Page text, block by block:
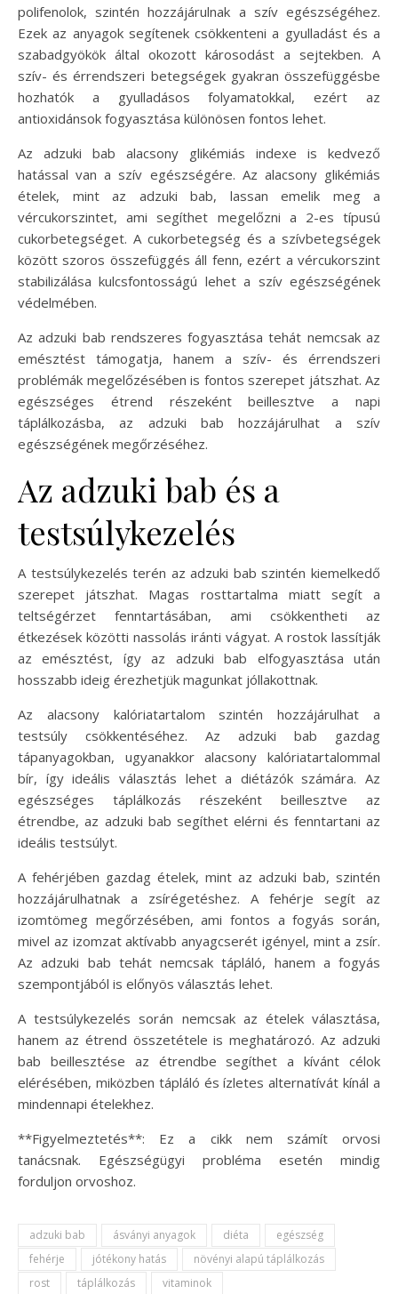
polifenolok, szintén hozzájárulnak a szív egészségéhez.
Ezek az anyagok segítenek csökkenteni a gyulladást és a
szabadgyökök által okozott károsodást a sejtekben. A
szív- és érrendszeri betegségek gyakran összefüggésbe
hozhatók a gyulladásos folyamatokkal, ezért az
antioxidánsok fogyasztása különösen fontos lehet.
Az adzuki bab alacsony glikémiás indexe is kedvező
hatással van a szív egészségére. Az alacsony glikémiás
ételek, mint az adzuki bab, lassan emelik meg a
vércukorszintet, ami segíthet megelőzni a 2-es típusú
cukorbetegséget. A cukorbetegség és a szívbetegségek
között szoros összefüggés áll fenn, ezért a vércukorszint
stabilizálása kulcsfontosságú lehet a szív egészségének
védelmében.
Az adzuki bab rendszeres fogyasztása tehát nemcsak az
emésztést támogatja, hanem a szív- és érrendszeri
problémák megelőzésében is fontos szerepet játszhat. Az
egészséges étrend részeként beillesztve a napi
táplálkozásba, az adzuki bab hozzájárulhat a szív
egészségének megőrzéséhez.
Az adzuki bab és a
testsúlykezelés
A testsúlykezelés terén az adzuki bab szintén kiemelkedő
szerepet játszhat. Magas rosttartalma miatt segít a
teltségérzet fenntartásában, ami csökkentheti az
étkezések közötti nassolás iránti vágyat. A rostok lassítják
az emésztést, így az adzuki bab elfogyasztása után
hosszabb ideig érezhetjük magunkat jóllakottnak.
Az alacsony kalóriatartalom szintén hozzájárulhat a
testsúly csökkentéséhez. Az adzuki bab gazdag
tápanyagokban, ugyanakkor alacsony kalóriatartalommal
bír, így ideális választás lehet a diétázók számára. Az
egészséges táplálkozás részeként beillesztve az
étrendbe, az adzuki bab segíthet elérni és fenntartani az
ideális testsúlyt.
A fehérjében gazdag ételek, mint az adzuki bab, szintén
hozzájárulhatnak a zsírégetéshez. A fehérje segít az
izomtömeg megőrzésében, ami fontos a fogyás során,
mivel az izomzat aktívabb anyagcserét igényel, mint a zsír.
Az adzuki bab tehát nemcsak tápláló, hanem a fogyás
szempontjából is előnyös választás lehet.
A testsúlykezelés során nemcsak az ételek választása,
hanem az étrend összetétele is meghatározó. Az adzuki
bab beillesztése az étrendbe segíthet a kívánt célok
elérésében, miközben tápláló és ízletes alternatívát kínál a
mindennapi ételekhez.
**Figyelmeztetés**: Ez a cikk nem számít orvosi
tanácsnak. Egészségügyi probléma esetén mindig
forduljon orvoshoz.
adzuki bab ásványi anyagok diéta
egészség
fehérje
jótékony hatás
növényi alapú táplálkozás
rost
táplálkozás vitaminok